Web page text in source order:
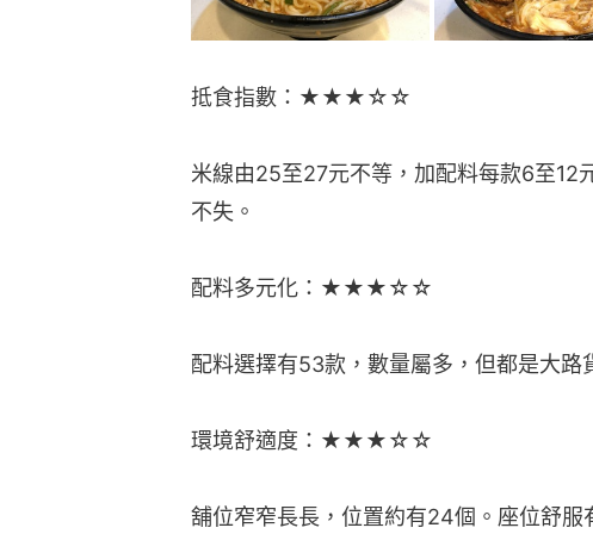
抵食指數：★★★☆☆
米線由25至27元不等，加配料每款6至12
不失。
配料多元化：★★★☆☆
配料選擇有53款，數量屬多，但都是大路
環境舒適度：★★★☆☆
舖位窄窄長長，位置約有24個。座位舒